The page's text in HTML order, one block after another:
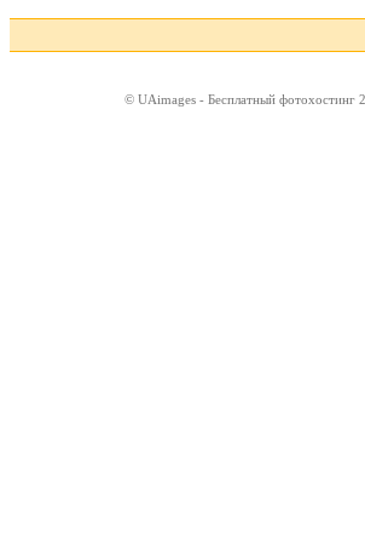
© UAimages - Бесплатный фотохостинг